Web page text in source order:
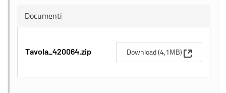
Documenti
Tavola_420064.zip Download (4,1MB) (Apre una